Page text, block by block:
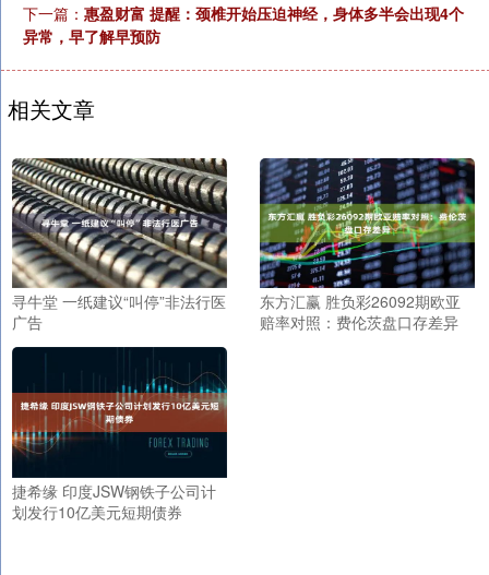
下一篇： 惠盈财富 提醒：颈椎开始压迫神经，身体多半会出现4个
异常，早了解早预防
相关文章
寻牛堂 一纸建议“叫停”非法行医
广告
东方汇赢 胜负彩26092期欧亚
赔率对照：费伦茨盘口存差异
捷希缘 印度JSW钢铁子公司计
划发行10亿美元短期债券